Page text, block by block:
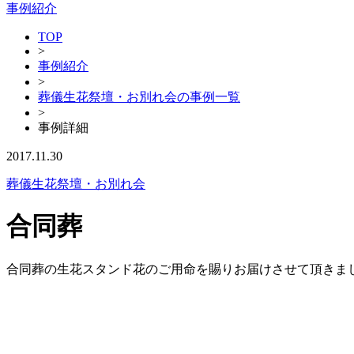
事例紹介
TOP
>
事例紹介
>
葬儀生花祭壇・お別れ会の事例一覧
>
事例詳細
2017.11.30
葬儀生花祭壇・お別れ会
合同葬
合同葬の生花スタンド花のご用命を賜りお届けさせて頂きま